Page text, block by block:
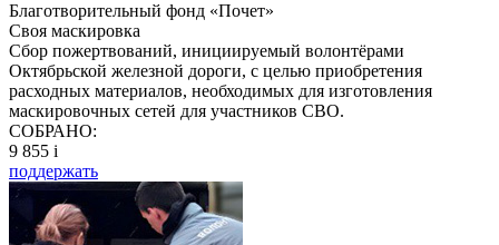
Благотворительный фонд «Почет»
Своя маскировка
Сбор пожертвований, инициируемый волонтёрами
Октябрьской железной дороги, с целью приобретения
расходных материалов, необходимых для изготовления
маскировочных сетей для участников СВО.
СОБРАНО:
9 855 i
поддержать